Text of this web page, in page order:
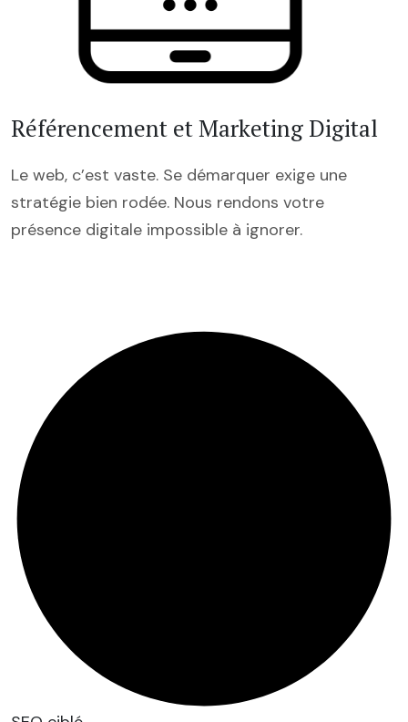
Référencement et Marketing Digital
Le web, c’est vaste. Se démarquer exige une
stratégie bien rodée. Nous rendons votre
présence digitale impossible à ignorer.